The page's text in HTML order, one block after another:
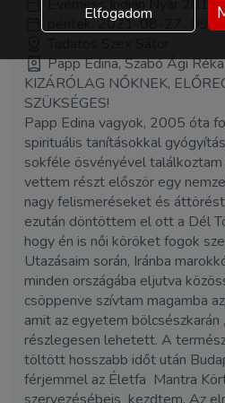
Everness Indián Nyár 2018
péntek, 2021-08-27.,
Papp Edina, Szabó Ági Réka
KIZÁRÓLAG NŐKNEK,
SZÜKSÉGES!
Papp Edina vagyok, 2005 óta
spirituális tanításokkal
sokféle ösvényével
vettem részt először egy
nagy felismeréseket és
ezután döntöttem el ott a Dél
hogy én is női köröket fogok
Utazásaim során, Iránba
minden országába eljutva
csöppenve szívtam magamba
amit az egyetem bölcsészkarán
részlegesen lehetett. A
töltött hosszabb időt után
férjemmel az Életfa Mantra
Elfogadom